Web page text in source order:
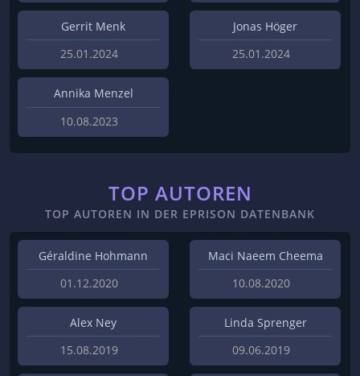
Gerrit Menk
25.01.2024
Jonas Höger
25.01.2024
Annika Menzel
10.08.2023
TOP AUTOREN
TOP AUTOREN IN DER EPRISON DATENBANK
Géraldine Hohmann
01.12.2020
Maci Naeem Cheema
10.08.2020
Alex Ney
15.08.2019
Linda Sprenger
09.06.2019